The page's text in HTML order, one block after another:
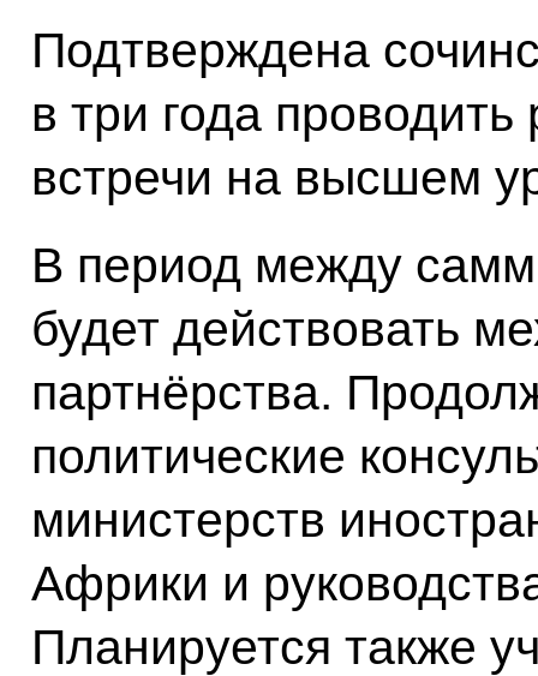
Подтверждена
в три года
встречи на высшем
В период между
будет действовать
партнёрства.
политические
министерств
Африки и
Планируется также